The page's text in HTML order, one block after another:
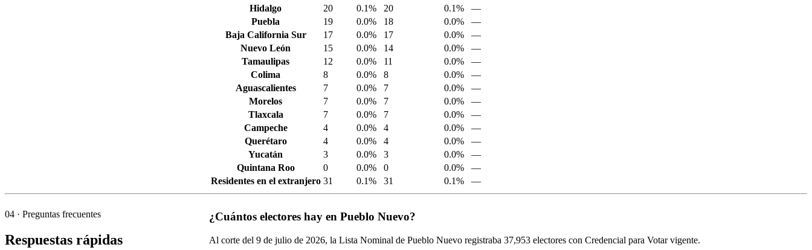
Hidalgo
20 0.1% 20 0.1%
—
Puebla
19 0.0% 18 0.0%
—
Baja California Sur
17 0.0% 17 0.0%
—
Nuevo León
15 0.0% 14 0.0%
—
Tamaulipas
12 0.0% 11 0.0%
—
Colima
8 0.0% 8 0.0%
—
Aguascalientes
7 0.0% 7 0.0%
—
Morelos
7 0.0% 7 0.0%
—
Tlaxcala
7 0.0% 7 0.0%
—
Campeche
4 0.0% 4 0.0%
—
Querétaro
4 0.0% 4 0.0%
—
Yucatán
3 0.0% 3 0.0%
—
Quintana Roo
0 0.0% 0 0.0%
—
Residentes en el extranjero 31 0.1% 31 0.1% —
04 · Preguntas frecuentes
Respuestas rápidas
¿Cuántos electores hay en Pueblo Nuevo?
Al corte del 9de julio de 2026, la Lista Nominal de Pueblo Nuevo registraba 37,953electores con Credencial para Votar vigente.